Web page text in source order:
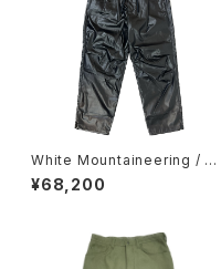
White Mountaineering / DO
UBLEFACE FAUX LEATHER
EASY PANTS
¥68,200